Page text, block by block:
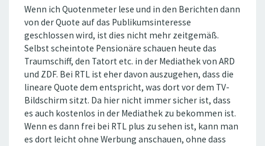
Wenn ich Quotenmeter lese und in den Berichten dann
von der Quote auf das Publikumsinteresse
geschlossen wird, ist dies nicht mehr zeitgemäß.
Selbst scheintote Pensionäre schauen heute das
Traumschiff, den Tatort etc. in der Mediathek von ARD
und ZDF. Bei RTL ist eher davon auszugehen, dass die
lineare Quote dem entspricht, was dort vor dem TV-
Bildschirm sitzt. Da hier nicht immer sicher ist, dass
es auch kostenlos in der Mediathek zu bekommen ist.
Wenn es dann frei bei RTL plus zu sehen ist, kann man
es dort leicht ohne Werbung anschauen, ohne dass